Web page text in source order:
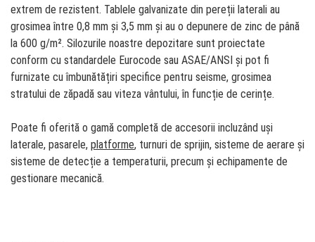
extrem de rezistent. Tablele galvanizate din pereții laterali au
grosimea între 0,8 mm și 3,5 mm și au o depunere de zinc de până
la 600 g/m². Silozurile noastre depozitare sunt proiectate
conform cu standardele Eurocode sau ASAE/ANSI și pot fi
furnizate cu îmbunătățiri specifice pentru seisme, grosimea
stratului de zăpadă sau viteza vântului, în funcție de cerințe.
Poate fi oferită o gamă completă de accesorii incluzând uși
laterale, pasarele, platforme, turnuri de sprijin, sisteme de aerare și
sisteme de detecție a temperaturii, precum și echipamente de
gestionare mecanică.